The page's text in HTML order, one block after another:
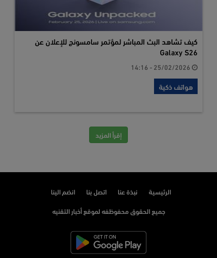
كيف تشاهد البث المباشر لمؤتمر سامسونج للإعلان عن
Galaxy S26
هواتف ذكية
إقرأ المزيد
الرئيسية نبذة عنا اتصل بنا
انضم الينا
جميع الحقوق محفوظفه لموقع أخبار التقنيه